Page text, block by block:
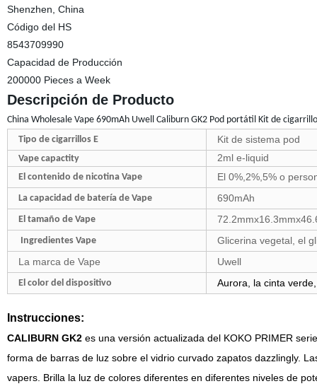
Shenzhen, China
Código del HS
8543709990
Capacidad de Producción
200000 Pieces a Week
Descripción de Producto
China Wholesale Vape 690mAh Uwell Caliburn GK2 Pod portátil Kit de
Tipo de cigarrillos E
Kit de sistema pod
Vape capactity 2ml e-liquid
El contenido de nicotina Vape El 0%,2%,5% o
La capacidad de batería de Vape 690mAh
El tamaño de Vape
Ingredientes Vape
Glicerina vegetal, el
La marca de Vape
Uwell
El color del dispositivo Aurora, la cinta
Instrucciones:
CALIBURN GK2es una versión actualizada del KOKO PRIMER
forma de barras de luz sobre el vidrio curvado zapatos dazzlingly.
vapers. Brilla la luz de colores diferentes en diferentes niveles de